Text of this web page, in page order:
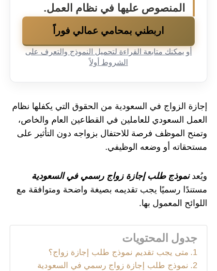
المنصوص عليها في نظام العمل.
اربطني بمحامي عمالي فوراً
أو يمكنك متابعة القراءة لتحميل النموذج والتعرف على
الشروط أولاً
إجازة الزواج في السعودية من الحقوق التي يكفلها نظام
العمل السعودي للعاملين في القطاعين العام والخاص،
وتمنح الموظف فرصة للاحتفال بزواجه دون التأثير على
مستحقاته أو وضعه الوظيفي.
ويُعدنموذج طلب إجازة زواج رسمي في السعودية
مستندًا رسميًا يجب تقديمه بصيغة واضحة ومتوافقة مع
اللوائح المعمول بها.
جدول المحتويات
متى يجب تقديم نموذج طلب إجازة زواج؟
نموذج طلب إجازة زواج رسمي في السعودية